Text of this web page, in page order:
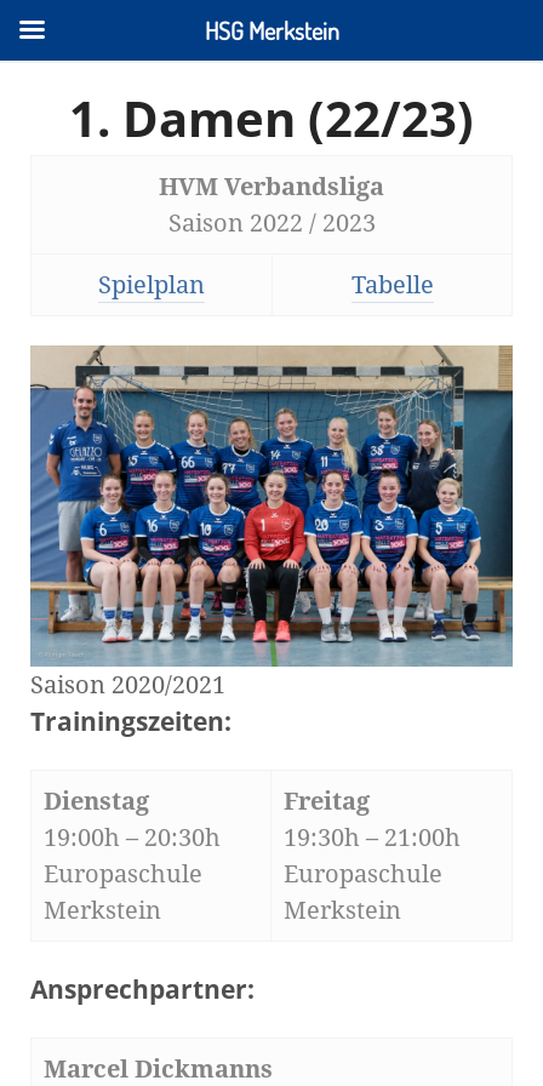
1. Damen (22/23)
HVM Verbandsliga
Saison 2022 / 2023
Spielplan Tabelle
Saison 2020/2021
Trainingszeiten:
Dienstag
19:00h – 20:30h
Europaschule
Merkstein
Freitag
19:30h – 21:00h
Europaschule
Merkstein
Ansprechpartner:
Marcel Dickmanns
HSG Merkstein